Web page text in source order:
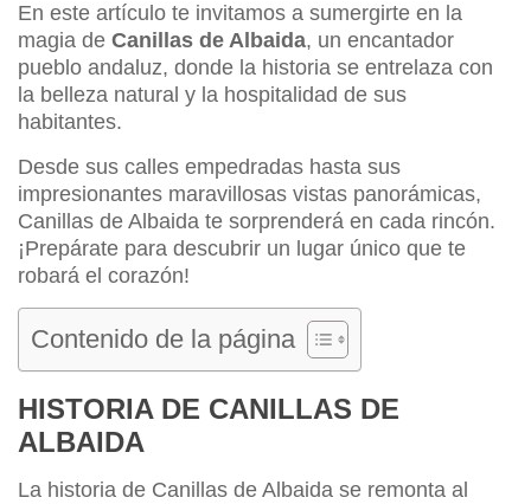
En este artículo te invitamos a sumergirte en la
magia de Canillas de Albaida, un encantador
pueblo andaluz, donde la historia se entrelaza con
la belleza natural y la hospitalidad de sus
habitantes.
Desde sus calles empedradas hasta sus
impresionantes maravillosas vistas panorámicas,
Canillas de Albaida te sorprenderá en cada rincón.
¡Prepárate para descubrir un lugar único que te
robará el corazón!
Contenido de la página
HISTORIA DE CANILLAS DE
ALBAIDA
La historia de Canillas de Albaida se remonta al